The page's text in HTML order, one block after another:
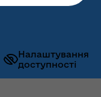
Налаштування
доступності